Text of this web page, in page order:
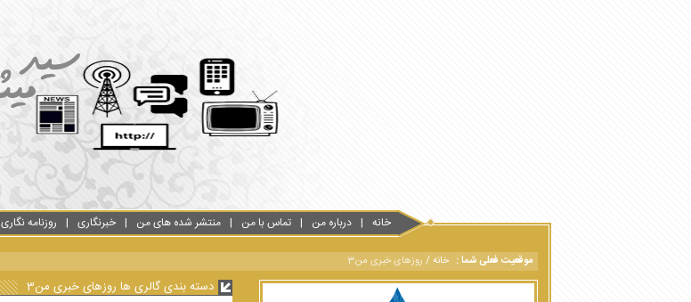
خانه درباره من تماس با من منتشر شده های من خبرنگاری روزنامه نگاری
موقعیت فعلی شما : خانه/ روزهای خبری من3
دسته بندی گالری ها روزهای خبری من3